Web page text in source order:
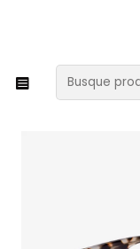
XMAS SALE
Lentes
Lentes